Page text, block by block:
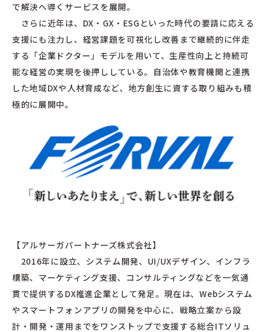
で解決へ導くサービスを展開。
さらに近年は、DX・GX・ESGといった時代の要請に応える
支援にも注力し、経営課題を可視化し改善まで継続的に伴走
する「企業ドクター」モデルを用いて、生産性向上と持続可
能な経営の実現を後押ししている。自治体や教育機関と連携
した地域DXや人材育成など、地方創生に資する取り組みも積
極的に展開中。
【アルサーガパートナーズ株式会社】
2016年に設立、システム開発、UI/UXデザイン、インフラ
構築、マーケティング支援、コンサルティングなどを一気通
貫で提供するDX推進企業として発足。現在は、Webシステム
やスマートフォンアプリの開発を中心に、戦略立案から設
計・開発・運用までをワンストップで支援する総合ITソリュ